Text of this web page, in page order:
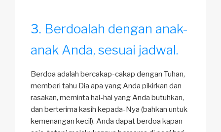
Berdoalah dengan anak-
anak Anda, sesuai jadwal.
Berdoa adalah bercakap-cakap dengan Tuhan,
memberi tahu Dia apa yang Anda pikirkan dan
rasakan, meminta hal-hal yang Anda butuhkan,
dan berterima kasih kepada-Nya (bahkan untuk
kemenangan kecil). Anda dapat berdoa kapan